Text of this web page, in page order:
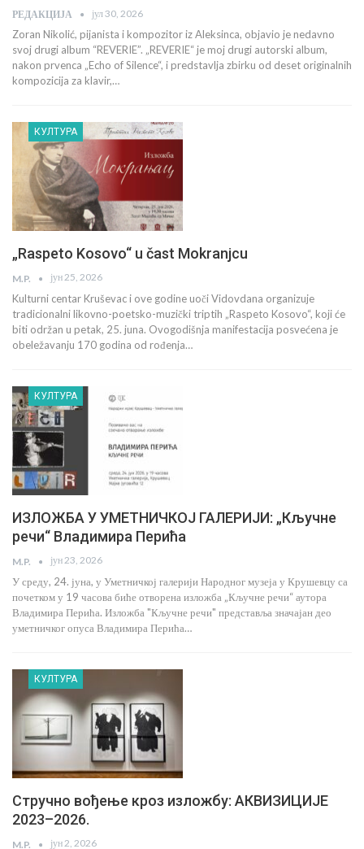
РЕДАКЦИЈА јул 30, 2026
Zoran Nikolić, pijanista i kompozitor iz Aleksinca, objavio je nedavno
svoj drugi album “REVERIE”. „REVERIE“ je moj drugi autorski album,
nakon prvenca „Echo of Silence“, i predstavlja zbirku od deset originalnih
kompozicija za klavir,…
КУЛТУРА
„Raspeto Kosovo“ u čast Mokranjcu
M.P. јун 25, 2026
Kulturni centar Kruševac i ove godine uoči Vidovdana organizuje
tradicionalni likovno-poetsko-muzički triptih „Raspeto Kosovo“, koji će
biti održan u petak, 25. juna. Ovogodišnja manifestacija posvećena je
obeležavanju 170 godina od rođenja…
КУЛТУРА
ИЗЛОЖБА У УМЕТНИЧКОЈ ГАЛЕРИЈИ: „Кључне
речи“ Владимира Перића
M.P. јун 23, 2026
У среду, 24. јуна, у Уметничкој галерији Народног музеја у Крушевцу са
почетком у 19 часова биће отворена изложба „Кључне речи“ аутора
Владимира Перића. Изложба "Кључне речи" представља значајан део
уметничког опуса Владимира Перића…
КУЛТУРА
Стручно вођење кроз изложбу: АКВИЗИЦИЈЕ
2023–2026.
M.P. јун 2, 2026